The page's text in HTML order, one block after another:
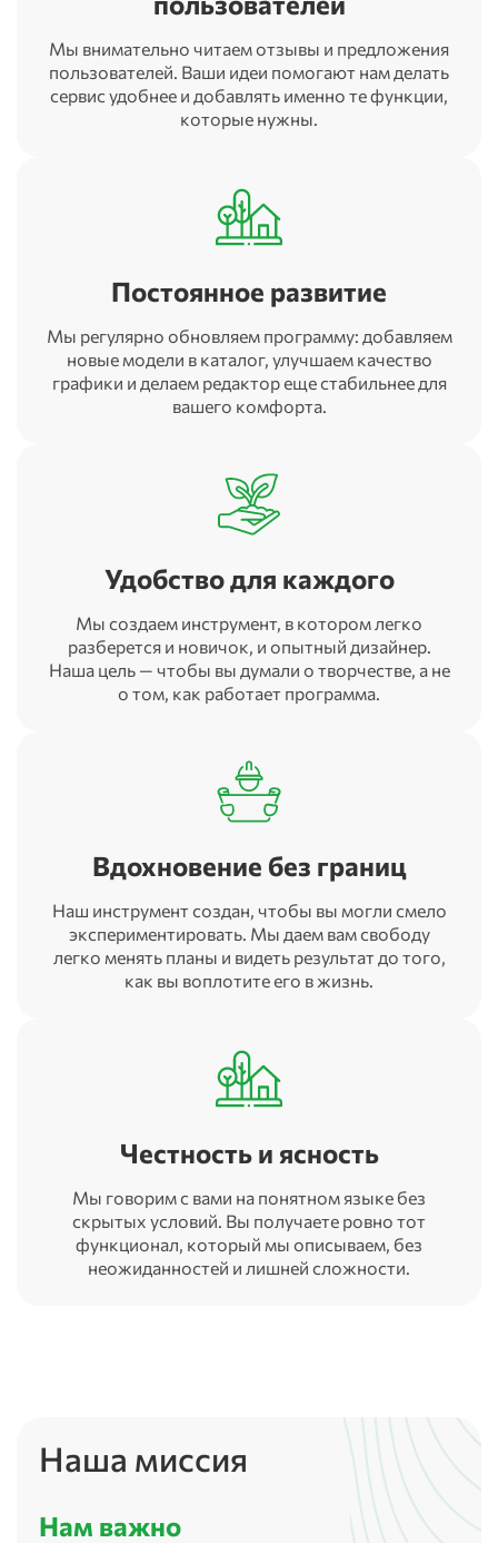
Мы внимательно читаем отзывы и предложения
пользователей. Ваши идеи помогают нам делать
сервис удобнее и добавлять именно те функции,
которые нужны.
Постоянное развитие
Мы регулярно обновляем программу: добавляем
новые модели в каталог, улучшаем качество
графики и делаем редактор еще стабильнее для
вашего комфорта.
Удобство для каждого
Мы создаем инструмент, в котором легко
разберется и новичок, и опытный дизайнер.
Наша цель — чтобы вы думали о творчестве, а не
о том, как работает программа.
Вдохновение без границ
Наш инструмент создан, чтобы вы могли смело
экспериментировать. Мы даем вам свободу
легко менять планы и видеть результат до того,
как вы воплотите его в жизнь.
Честность и ясность
Мы говорим с вами на понятном языке без
скрытых условий. Вы получаете ровно тот
функционал, который мы описываем, без
неожиданностей и лишней сложности.
Наша миссия
Нам важно